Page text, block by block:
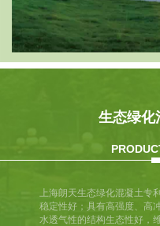
生态绿化
上海朗天生态绿化混凝土专
稳定性好；具有高强度、高
水透气性的结构生态性好，